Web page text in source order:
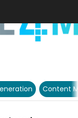
Content